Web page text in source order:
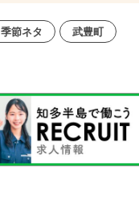
季節ネタ 武豊町